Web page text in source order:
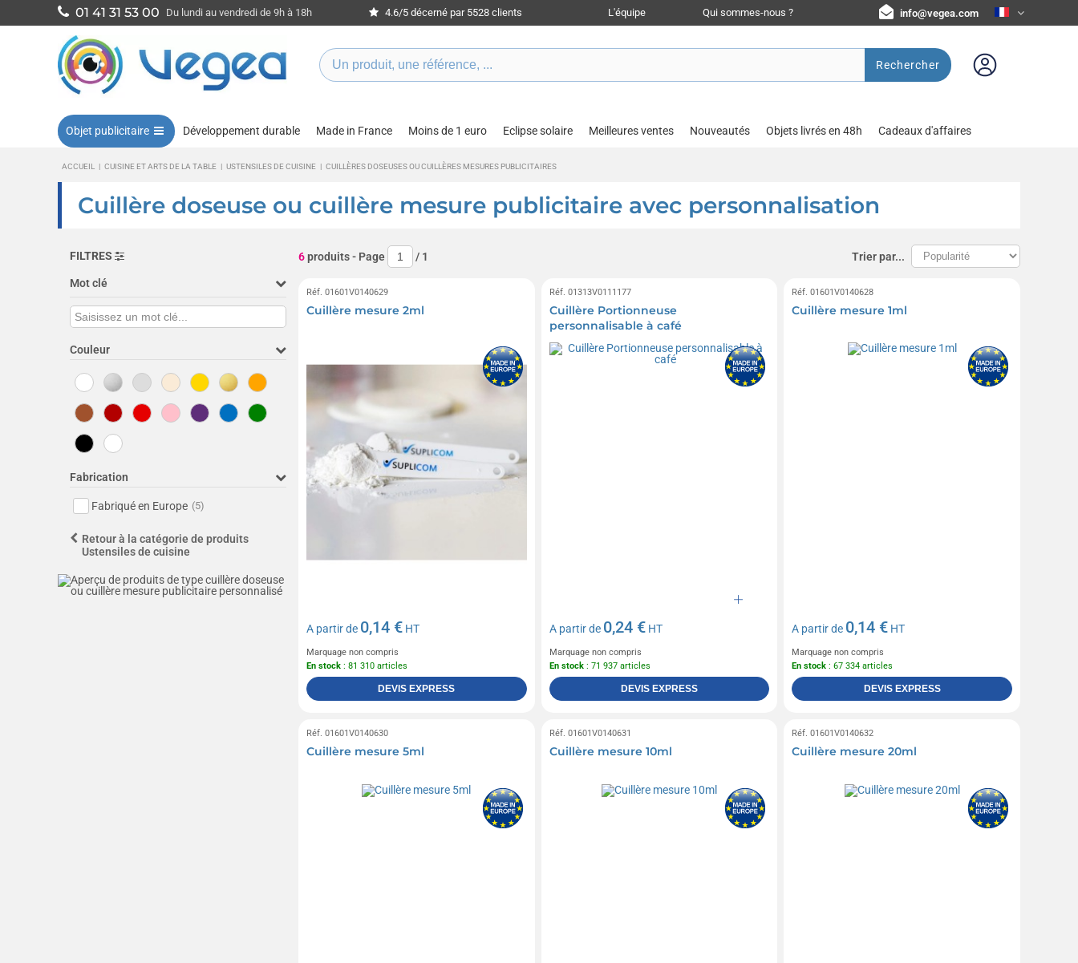
01 41 31 53 00 Du lundi au vendredi de 9h à 18h 4.6/5 décerné par 5528 clients L'équipe Qui sommes-nous ? info@vegea.com
Rechercher
Objet publicitaire Développement durable Made in France Moins de 1 euro Eclipse solaire Meilleures ventes Nouveautés Objets livrés en 48h Cadeaux d'affaires
ACCUEIL | CUISINE ET ARTS DE LA TABLE | USTENSILES DE CUISINE | CUILLÈRES DOSEUSES OU CUILLÈRES MESURES PUBLICITAIRES
Cuillère doseuse ou cuillère mesure publicitaire avec personnalisation
FILTRES
Mot clé
Couleur
Fabrication
Fabriqué en Europe (5)
Retour à la catégorie de produits
Ustensiles de cuisine
6produits- Page / 1 Trier par...
Réf. 01601V0140629
Cuillère mesure 2ml
A partir de 0,14 € HT
Marquage non compris
En stock : 81 310 articles
DEVIS EXPRESS
Réf. 01313V0111177
Cuillère Portionneuse
personnalisable à café
A partir de 0,24 €HT
Marquage non compris
En stock: 71 937 articles
DEVIS EXPRESS
Réf. 01601V0140628
Cuillère mesure 1ml
A partir de 0,14 € HT
Marquage non compris
En stock : 67 334 articles
DEVIS EXPRESS
Réf. 01601V0140630
Cuillère mesure 5ml
Réf. 01601V0140631
Cuillère mesure 10ml
Réf. 01601V0140632
Cuillère mesure 20ml